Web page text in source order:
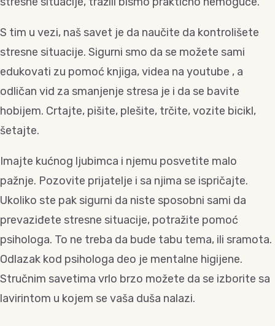
S tim u vezi, naš savet je da naučite da kontrolišete
stresne situacije. Sigurni smo da se možete sami
edukovati zu pomoć knjiga, videa na youtube , a
odličan vid za smanjenje stresa je i da se bavite
hobijem. Crtajte, pišite, plešite, trčite, vozite bicikl,
šetajte.
Imajte kućnog ljubimca i njemu posvetite malo
pažnje. Pozovite prijatelje i sa njima se ispričajte.
Ukoliko ste pak sigurni da niste sposobni sami da
prevaziđete stresne situacije, potražite pomoć
psihologa. To ne treba da bude tabu tema, ili sramota.
Odlazak kod psihologa deo je mentalne higijene.
Stručnim savetima vrlo brzo možete da se izborite sa
lavirintom u kojem se vaša duša nalazi.